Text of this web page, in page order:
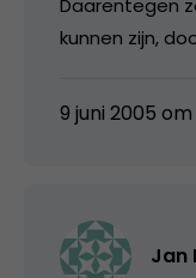
kunnen zijn,
9 juni 2005
Jan